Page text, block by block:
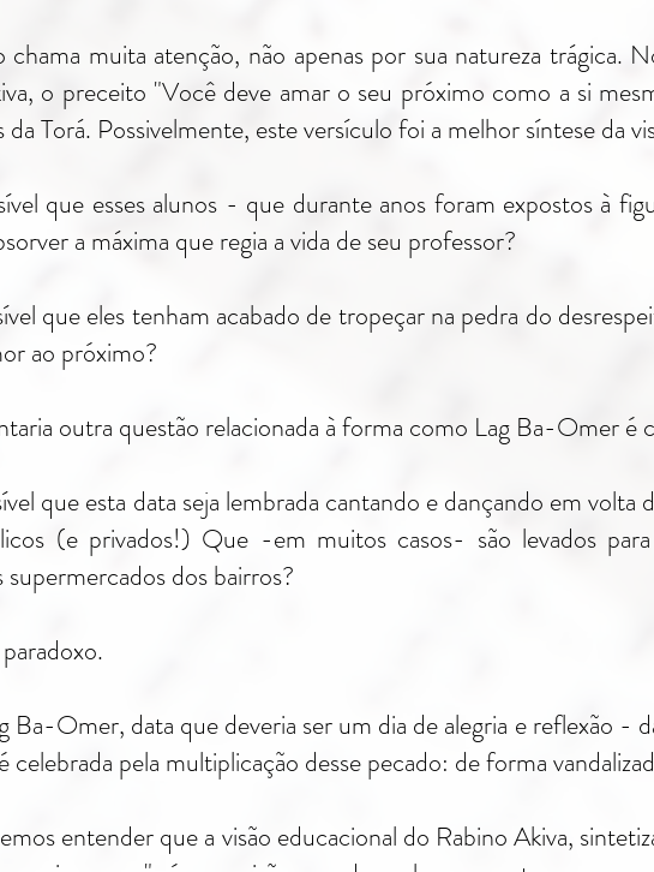
chama muita atenção, não apenas por sua natureza trágica.
o preceito "Você deve amar o seu próximo como a si
Torá. Possivelmente, este versículo foi a melhor síntese da
que esses alunos - que durante anos foram expostos à
a máxima que regia a vida de seu professor?
que eles tenham acabado de tropeçar na pedra do
ao próximo?
outra questão relacionada à forma como Lag Ba-Omer é
que esta data seja lembrada cantando e dançando em volta
(e privados!) Que -em muitos casos- são levados
dos bairros?
Ba-Omer, data que deveria ser um dia de alegria e reflexão -
celebrada pela multiplicação desse pecado: de forma
entender que a visão educacional do Rabino Akiva,